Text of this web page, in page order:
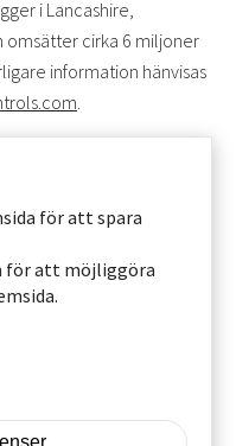
i Lancashire,
omsätter cirka 6 miljoner
information hänvisas
.
2025
för att spara
för att möjliggöra